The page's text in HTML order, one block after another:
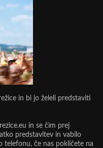
in bi jo želeli predstaviti
in se čim prej
predstavitev in vabilo
telefonu, če nas pokličete na